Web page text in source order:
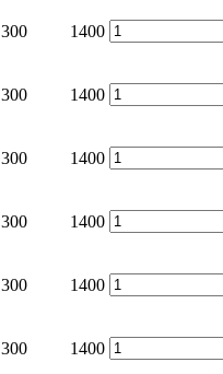
300 1400
300 1400
300 1400
300 1400
300 1400
300 1400